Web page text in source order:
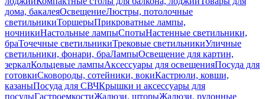
дома, бакалеяОсвещениеЛюстры, потолочные
светильникиТоршерыПрикроватные лампы,
ночникиНастольные лампыСпотыНастенные светильники,
браТочечные светильникиТрековые светильникиУличные
светильники, фонари, браЛампыОсвещение для картин,
зеркалКольцевые лампыАксессуары для освещенияПосуда для
готовкиСковороды, сотейники, вокиКастрюли, ковши,
казаныПосуда для СВЧКрышки и аксессуары для
посудыГастроемкостиЖалюзи, шторыЖалюзи, рулонные